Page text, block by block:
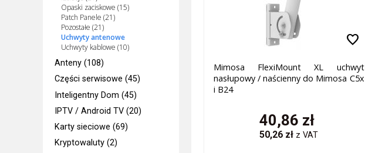
Opaski zaciskowe (15)
Patch Panele (21)
Pozostałe (21)
Uchwyty antenowe
Uchwyty kablowe (10)
Anteny (108)
Części serwisowe (45)
Inteligentny Dom (45)
IPTV / Android TV (20)
Karty sieciowe (69)
Kryptowaluty (2)
favorite
Mimosa FlexiMount XL uchwyt
nasłupowy / naścienny do Mimosa C5x
i B24
40,86 zł
50,26 zł z VAT